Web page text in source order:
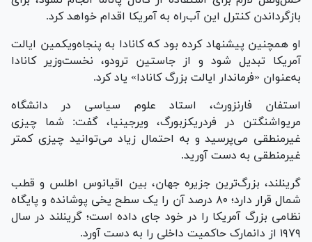
بازگرداندن کنترل این آب‌راه به آمریکا اقدام خواهد کرد.
او همچنین پیشنهاد کرده بود که کانادا به پنجاه‌و‌یکمین ایالت
آمریکا تبدیل شود و از جاستین ترودو، نخست‌وزیر کانادا
به‌عنوان «فرماندار ایالت بزرگ کانادا» یاد کرد.
استفان فارنزورث، استاد علوم سیاسی در دانشگاه
مری‎واشنگتن در فردریکزبورگ، ویرجینیا، گفت: شما چیزی
غیرمنطقی می‌پرسید و به احتمال زیاد می‌توانید چیزی کمتر
غیرمنطقی به دست آورید.
گرینلند، بزرگ‌ترین جزیره جهان، بین اقیانوس اطلس و قطب
شمال قرار دارد؛ ۸۰ درصد آن را یک سطح یخی پوشانده و پایگاه
نظامی بزرگ آمریکا را در خود جای داده است؛ گرینلند در سال
۱۹۷۹ از دانمارک حاکمیت داخلی را به دست آورد.